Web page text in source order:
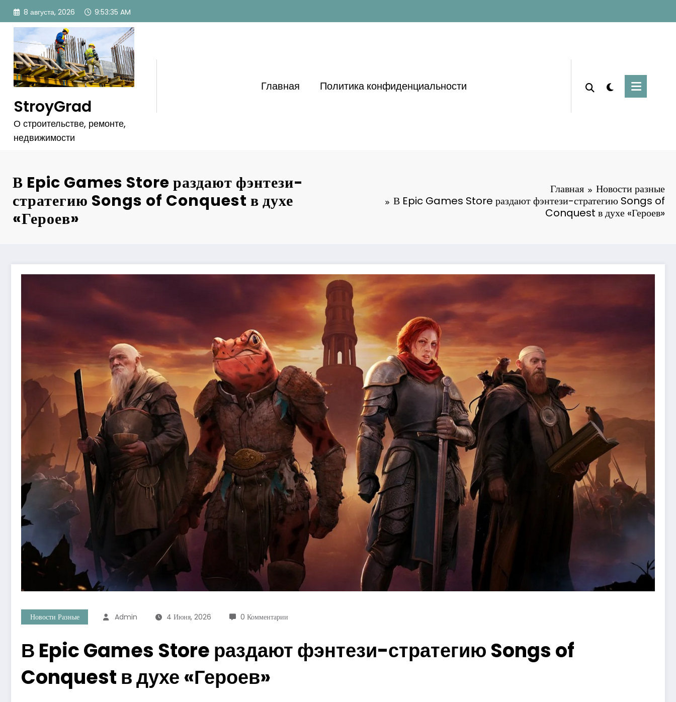
Перейти
содержимому
8 августа, 2026 9:53:37 AM
StroyGrad
О строительстве, ремонте,
недвижимости
Главная Политика конфиденциальности
В Epic Games Store раздают фэнтези-
стратегию Songs of Conquest в духе
«Героев»
Главная
Новости разные
В Epic Games Store раздают фэнтези-стратегию Songs of
Conquest в духе «Героев»
Новости Разные Admin 4 Июня, 2026 0 Комментарии
В Epic Games Store раздают фэнтези-стратегию Songs of
Conquest в духе «Героев»